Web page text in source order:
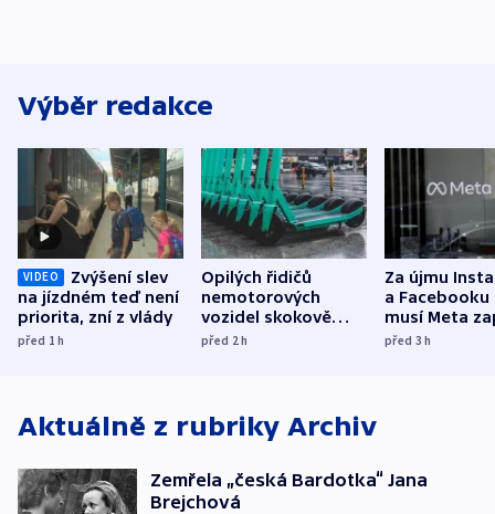
Výběr redakce
VIDEO
Zvýšení slev
na jízdném teď není
priorita, zní z vlády
před 1h
Opilých řidičů
nemotorových
vozidel skokově
přibylo, nejvíc ve
před 2h
Za újmu
a
musí Meta
půl miliardy
před 3h
Aktuálně z rubriky Archiv
Zemřela „česká Bardotka“ Jana
Brejchová